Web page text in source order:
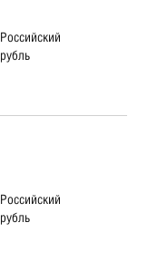
Российский
рубль
Российский
рубль